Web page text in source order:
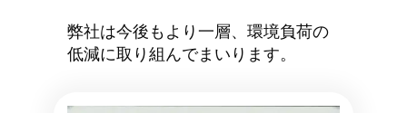
弊社は今後もより一層、環境負荷の
低減に取り組んでまいります。